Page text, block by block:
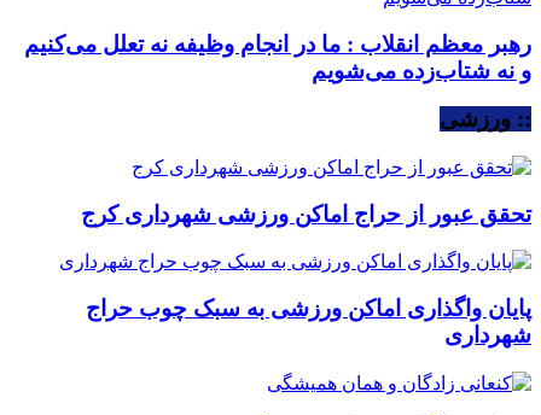
رهبر معظم انقلاب : ما در انجام وظیفه نه تعلل می‌کنیم
و نه شتاب‌زده می‌شویم
:: ورزشی
تحقق عبور از حراج اماکن ورزشی شهرداری کرج
پایان واگذاری اماکن ورزشی به سبک چوب حراج
شهرداری